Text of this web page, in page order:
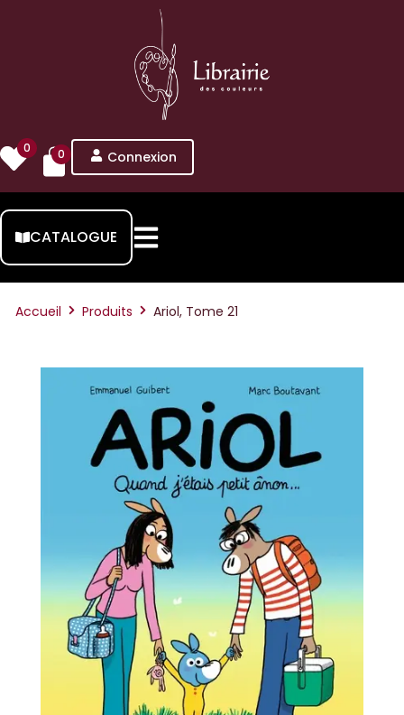
0 0 Connexion
CATALOGUE
Accueil Produits Ariol, Tome 21